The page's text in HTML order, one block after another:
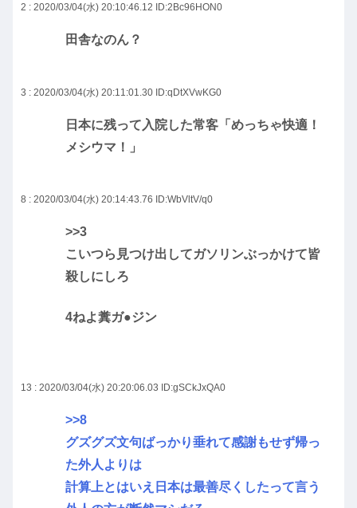
2 : 2020/03/04(水) 20:10:46.12 ID:2Bc96HON0
田舎なのん？
3 : 2020/03/04(水) 20:11:01.30 ID:qDtXVwKG0
日本に残って入院した常客「めっちゃ快適！
メシウマ！」
8 : 2020/03/04(水) 20:14:43.76 ID:WbVltV/q0
>>3
こいつら見つけ出してガソリンぶっかけて皆
殺しにしろ
4ねよ糞ガ●ジン
13 : 2020/03/04(水) 20:20:06.03 ID:gSCkJxQA0
>>8
グズグズ文句ばっかり垂れて感謝もせず帰っ
た外人よりは
計算上とはいえ日本は最善尽くしたって言う